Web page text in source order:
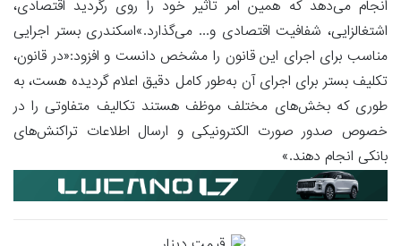
انجام می‌دهد که همین امر تأثیر خود را روی رگردید اقتصادی،
اشتغالزایی، شفافیت اقتصادی و... می‌گذارد.»اسکندری بستر اجرایی
مناسب برای اجرای این قانون را مشخص دانست و افزود:«در قانون،
تکلیف بستر برای اجرای آن به‌طور کامل دقیق اعلام گردیده هست، به
طوری که بخش‌های مختلف موظف هستند تکالیف متفاوتی را در
خصوص صدور صورت الکترونیکی و ارسال اطلاعات تراکنش‌های
بانکی انجام دهند.»